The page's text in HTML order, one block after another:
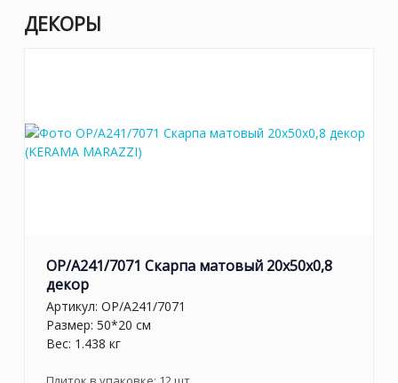
ДЕКОРЫ
OP/A241/7071 Скарпа матовый 20x50x0,8
декор
Артикул: OP/A241/7071
Размер: 50*20 см
Вес: 1.438 кг